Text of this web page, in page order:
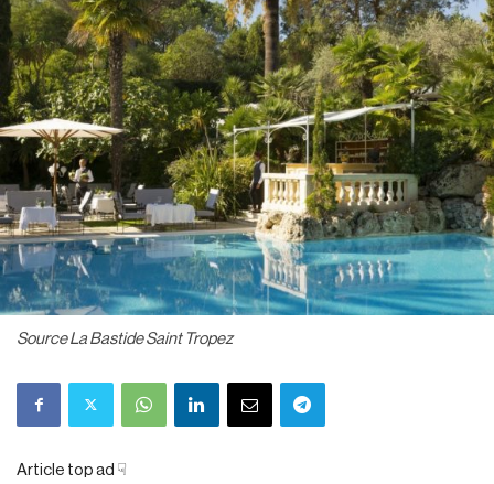
Source La Bastide Saint Tropez
Article top ad ☟